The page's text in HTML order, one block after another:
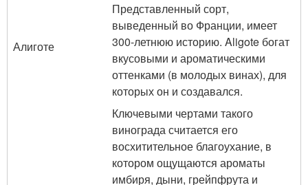
Алиготе
Представленный сорт,
выведенный во Франции, имеет
300-летнюю историю. Aligote богат
вкусовыми и ароматическими
оттенками (в молодых винах), для
которых он и создавался.
Ключевыми чертами такого
винограда считается его
восхитительное благоухание, в
котором ощущаются ароматы
имбиря, дыни, грейпфрута и